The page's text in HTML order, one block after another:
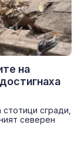
на
сгради,
северен